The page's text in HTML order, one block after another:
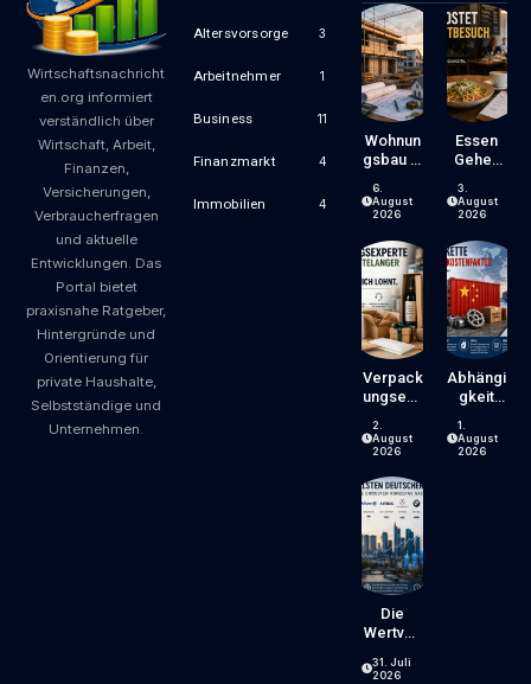
Wirtschaftsnachricht
en.org informiert
verständlich über
Wirtschaft, Arbeit,
Finanzen,
Versicherungen,
Verbraucherfragen
und aktuelle
Entwicklungen. Das
Portal bietet
praxisnahe Ratgeber,
Hintergründe und
Orientierung für
private Haushalte,
Selbstständige und
Unternehmen.
Altersvorsorge 3
Arbeitnehmer 1
Business 11
Finanzmarkt 4
Immobilien 4
Wohnun
Gsbau In
Krise:
Worauf
En Und
Käufer
Bei
Kosten,
Finanzie
Rung
Zeitplan
Achten
Sollten
6.
August
2026
Essen
Gehen
Zum
Luxus?
Gastron
Omiepre
Ise
Entsteh
En Und
Worauf
Gäste
Achten
Können
3.
August
2026
Verpack
Ungsexp
Jahrzeh
Ntelang
Erfahrun
G – Ein
Blick,
Der Sich
Lohnt
2.
August
2026
Abhängi
Gkeit
China:
Welche
1.
August
2026
Die
Wertvoll
Deutsch
31. Juli
2026